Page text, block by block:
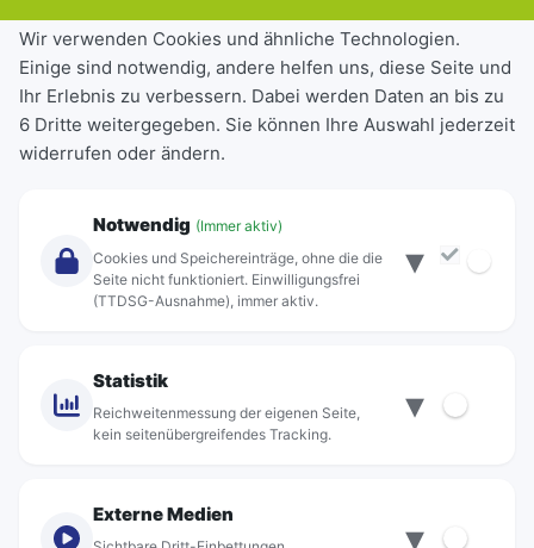
Tickets & Tarife
Deutschlandticket
Schülerkarte
Einzeltickets
Abonnements
Über Rebus
Standorte
Wir verwenden Cookies und ähnliche Technologien.
Einige sind notwendig, andere helfen uns, diese Seite und
Ihr Erlebnis zu verbessern. Dabei werden Daten an bis zu
6 Dritte weitergegeben. Sie können Ihre Auswahl jederzeit
widerrufen oder ändern.
Notwendig (Immer aktiv)
Cookies und Speichereinträge, ohne die die
Seite nicht funktioniert. Einwilligungsfrei
(TTDSG-Ausnahme), immer aktiv.
▾
Statistik
Reichweitenmessung der eigenen Seite,
kein seitenübergreifendes Tracking.
▾
Externe Medien
▾